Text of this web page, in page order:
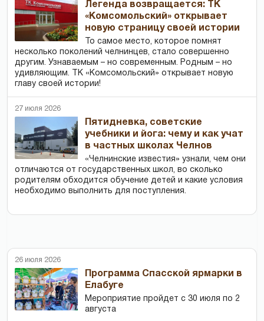
Легенда возвращается: ТК
«Комсомольский» открывает
новую страницу своей истории
То самое место, которое помнят
несколько поколений челнинцев, стало совершенно
другим. Узнаваемым – но современным. Родным – но
удивляющим. ТК «Комсомольский» открывает новую
главу своей истории!
27 июля 2026
Пятидневка, советские
учебники и йога: чему и как учат
в частных школах Челнов
«Челнинские известия» узнали, чем они
отличаются от государственных школ, во сколько
родителям обходится обучение детей и какие условия
необходимо выполнить для поступления.
26 июля 2026
Программа Спасской ярмарки в
Елабуге
Мероприятие пройдет с 30 июля по 2
августа